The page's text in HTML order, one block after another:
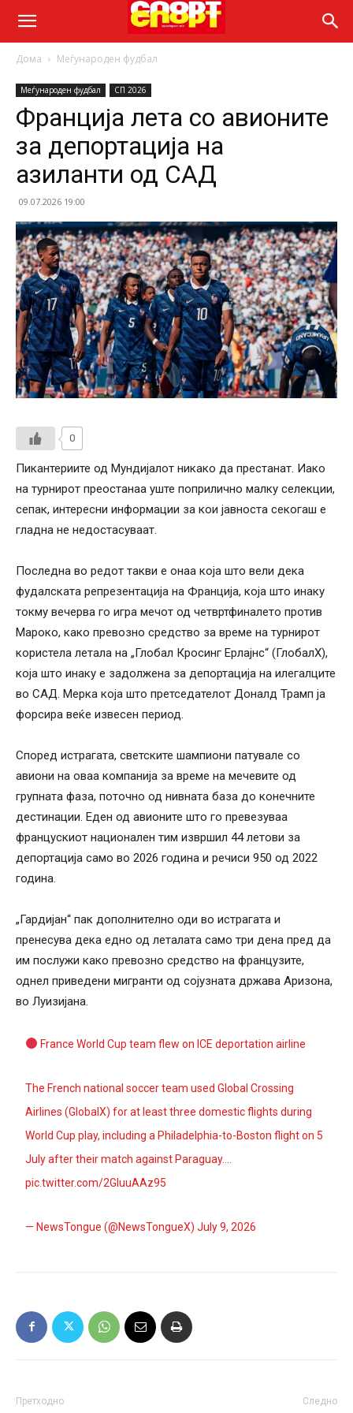
Дома Меѓународен фудбал
Меѓународен фудбал СП 2026
Франција лета со авионите
за депортација на
азиланти од САД
09.07.2026 19:00
0
Пикантериите од Мундијалот никако да престанат. Иако
на турнирот преостанаа уште поприлично малку селекции,
сепак, интересни информации за кои јавноста секогаш е
гладна не недостасуваат.
Последна во редот такви е онаа која што вели дека
фудалската репрезентација на Франција, која што инаку
токму вечерва го игра мечот од четвртфиналето против
Мароко, како превозно средство за време на турнирот
користела летала на „Глобал Кросинг Ерлајнс“ (ГлобалХ),
која што инаку е задолжена за депортација на илегалците
во САД. Мерка која што претседателот Доналд Трамп ја
форсира веќе извесен период.
Според истрагата, светските шампиони патувале со
авиони на оваа компанија за време на мечевите од
групната фаза, поточно од нивната база до конечните
дестинации. Еден од авионите што го превезуваа
францускиот национален тим извршил 44 летови за
депортација само во 2026 година и речиси 950 од 2022
година.
„Гардијан“ пак дополнително оди во истрагата и
пренесува дека едно од леталата само три дена пред да
им послужи како превозно средство на французите,
однел приведени мигранти од сојузната држава Аризона,
во Луизијана.
France World Cup team flew on ICE deportation airline
The French national soccer team used Global Crossing
Airlines (GlobalX) for at least three domestic flights during
World Cup play, including a Philadelphia-to-Boston flight on 5
July after their match against Paraguay.…
pic.twitter.com/2GluuAAz95
— NewsTongue (@NewsTongueX)July 9, 2026
Претходно Следно